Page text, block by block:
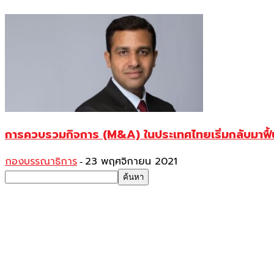
การควบรวมกิจการ (M&A) ในประเทศไทยเริ่มกลับมา
กองบรรณาธิการ - 23 พฤศจิกายน 2021